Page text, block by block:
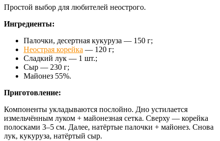
Простой выбор для любителей неострого.
Ингредиенты:
Палочки, десертная кукуруза — 150 г;
Неострая корейка — 120 г;
Сладкий лук — 1 шт.;
Сыр — 230 г;
Майонез 55%.
Приготовление:
Компоненты укладываются послойно. Дно устилается
измельчённым луком + майонезная сетка. Сверху — корейка
полосками 3–5 см. Далее, натёртые палочки + майонез. Снова
лук, кукуруза, натёртый сыр.